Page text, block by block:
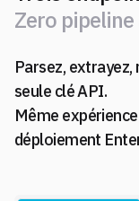
Z
Z
e
e
r
r
o
o
p
p
i
i
p
p
e
e
l
l
i
i
n
n
e
e
Parsez, extrayez,
seule clé API.
Même
déploiement